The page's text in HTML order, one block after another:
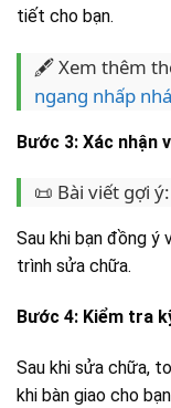
tiết cho bạn.
🖋️ Xem thêm
ngang nhấp
Bước 3: Xác nhận
📜 Bài viết gợi ý:
Sau khi bạn đồng ý
trình sửa chữa.
Bước 4: Kiểm tra
Sau khi sửa chữa,
khi bàn giao cho